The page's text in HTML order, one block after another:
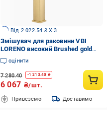
Від 2 022.54 ₴ X 3
Змішувач для раковини VBI
LORENO високий Brushed gold
(2958591574)
оцінити
7 280.40 -1 213.40 ₴
6 067 ₴/шт.
Привеземо Доставимо